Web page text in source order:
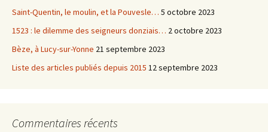
Saint-Quentin, le moulin, et la Pouvesle… 5 octobre 2023
1523 : le dilemme des seigneurs donziais… 2 octobre 2023
Bèze, à Lucy-sur-Yonne 21 septembre 2023
Liste des articles publiés depuis 2015 12 septembre 2023
Commentaires récents